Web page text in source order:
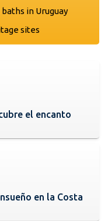
in Uruguay
sites
el encanto
en la Costa